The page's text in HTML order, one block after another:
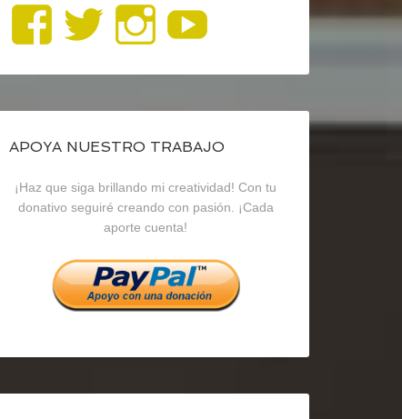
Ver
perfil
de
blogrecursosep
en
Facebook
Ver
perfil
de
recursosep
en
Twitter
Ver
perfil
de
recursosep
en
Instagram
YouTube
APOYA NUESTRO TRABAJO
¡Haz que siga brillando mi creatividad! Con tu
donativo seguiré creando con pasión. ¡Cada
aporte cuenta!